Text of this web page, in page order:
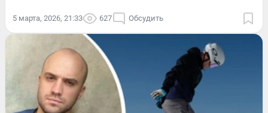
5 марта, 2026, 21:33 627 Обсудить